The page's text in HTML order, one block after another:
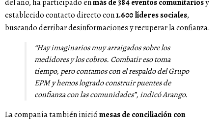
del año, ha participado enmás de 384 eventos comunitariosy
establecido contacto directo con1.600 líderes sociales,
buscando derribar desinformaciones y recuperar la confianza.
“Hay imaginarios muy arraigados sobre los
medidores y los cobros. Combatir eso toma
tiempo, pero contamos con el respaldo del Grupo
EPM y hemos logrado construir puentes de
confianza con las comunidades”, indicó Arango.
La compañía también iniciómesas de conciliación con